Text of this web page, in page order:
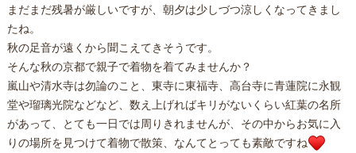
まだまだ残暑が厳しいですが、朝夕は少しづつ涼しくなってきまし
たね。
秋の足音が遠くから聞こえてきそうです。
そんな秋の京都で親子で着物を着てみませんか？
嵐山や清水寺は勿論のこと、東寺に東福寺、高台寺に青蓮院に永観
堂や瑠璃光院などなど、数え上げればキリがないくらい紅葉の名所
があって、とても一日では周りきれませんが、その中からお気に入
りの場所を見つけて着物で散策、なんてとっても素敵ですね